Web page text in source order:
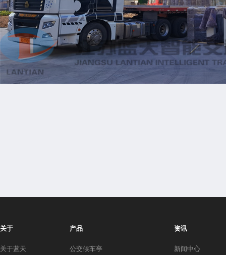
关于
关于蓝天
产品
公交候车亭
资讯
新闻中心